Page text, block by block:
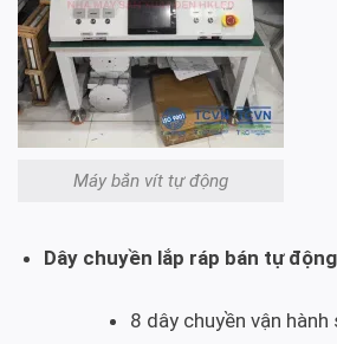
Máy bắn vít tự động
Dây chuyền lắp ráp bán tự động
8 dây chuyền vận